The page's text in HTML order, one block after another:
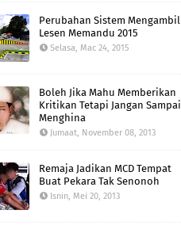
Perubahan Sistem Mengambil
Lesen Memandu 2015
Selasa, Mac 24, 2015
Boleh Jika Mahu Memberikan
Kritikan Tetapi Jangan Sampai
Menghina
Jumaat, November 08, 2013
Remaja Jadikan MCD Tempat
Buat Pekara Tak Senonoh
Isnin, Mei 20, 2013